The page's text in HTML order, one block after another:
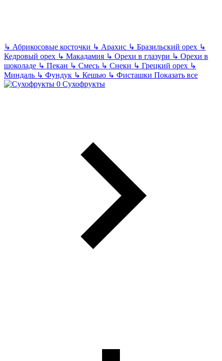
↳ Абрикосовые косточки ↳ Арахис ↳ Бразильский орех ↳
Кедровый орех ↳ Макадамия ↳ Орехи в глазури ↳ Орехи в
шоколаде ↳ Пекан ↳ Смесь ↳ Снеки ↳ Грецкий орех ↳
Миндаль ↳ Фундук ↳ Кешью ↳ Фисташки Показать все
Сухофрукты